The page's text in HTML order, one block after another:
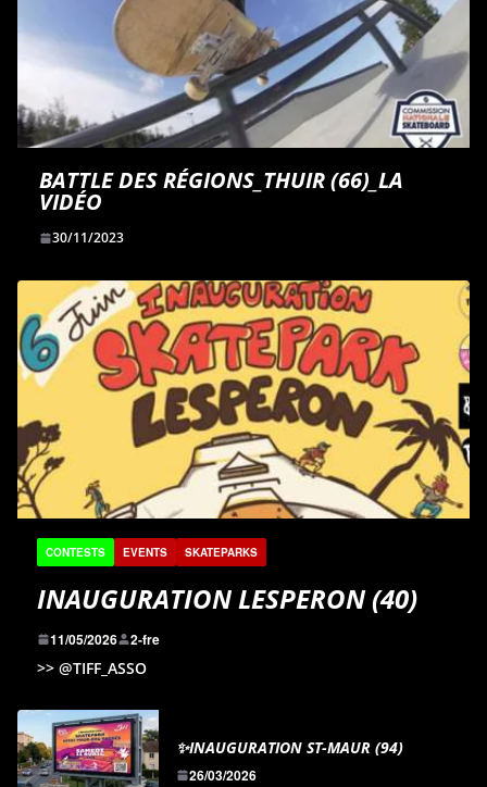
BATTLE DES RÉGIONS_THUIR (66)_LA
VIDÉO
30/11/2023
CONTESTS EVENTS SKATEPARKS
INAUGURATION LESPERON (40)
11/05/2026 2-fre
>> @TIFF_ASSO
✨INAUGURATION ST-MAUR (94)
26/03/2026